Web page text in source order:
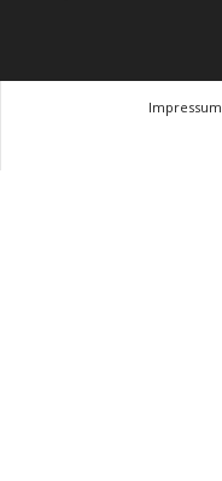
Impressum